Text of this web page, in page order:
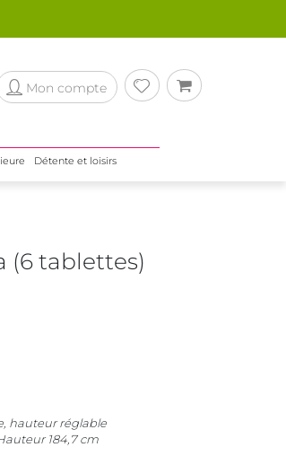
Mon compte
Détente et loisirs
(6 tablettes)
hauteur réglable
184,7 cm